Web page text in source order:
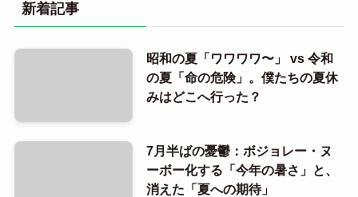
新着記事
昭和の夏「ワワワワ〜」 vs 令和
の夏「命の危険」。僕たちの夏休
みはどこへ行った？
7月半ばの憂鬱：ボジョレー・ヌ
ーボー化する「今年の暑さ」と、
消えた「夏への期待」